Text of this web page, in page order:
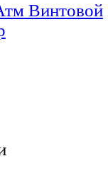
Винтовой